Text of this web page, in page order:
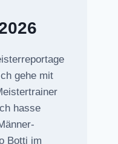
gehe mit
hasse
Botti im